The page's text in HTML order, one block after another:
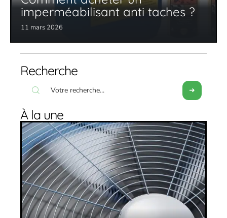
imperméabilisant anti taches ?
11 mars 2026
Recherche
À la une